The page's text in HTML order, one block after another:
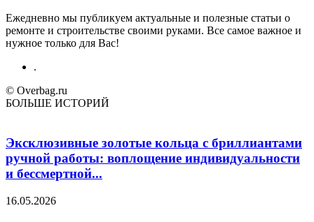
Ежедневно мы публикуем актуальные и полезные статьи о
ремонте и строительстве своими руками. Все самое важное и
нужное только для Вас!
.
© Overbag.ru
БОЛЬШЕ ИСТОРИЙ
Эксклюзивные золотые кольца с бриллиантами
ручной работы: воплощение индивидуальности
и бессмертной...
16.05.2026